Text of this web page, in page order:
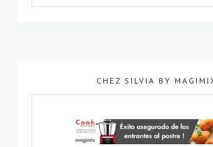
CHEZ SILVIA BY